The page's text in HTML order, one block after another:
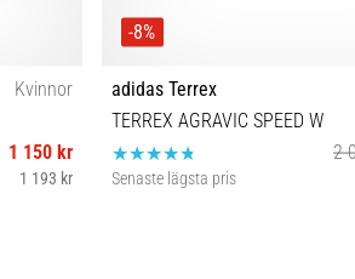
Kvinnor
1 150 kr
1 193 kr
-8%
adidas Terrex
TERREX AGRAVIC SPEED W
2
Senaste lägsta pris